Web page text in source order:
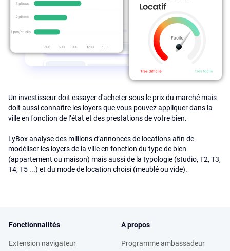
Un investisseur doit essayer d'acheter sous le prix du marché mais
doit aussi connaître les loyers que vous pouvez appliquer dans la
ville en fonction de l’état et des prestations de votre bien.
LyBox analyse des millions d’annonces de locations afin de
modéliser les loyers de la ville en fonction du type de bien
(appartement ou maison) mais aussi de la typologie (studio, T2, T3,
T4, T5 ...) et du mode de location choisi (meublé ou vide).
Fonctionnalités
Extension navigateur
A propos
Programme ambassadeur